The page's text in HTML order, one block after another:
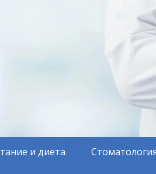
и диета Стоматология